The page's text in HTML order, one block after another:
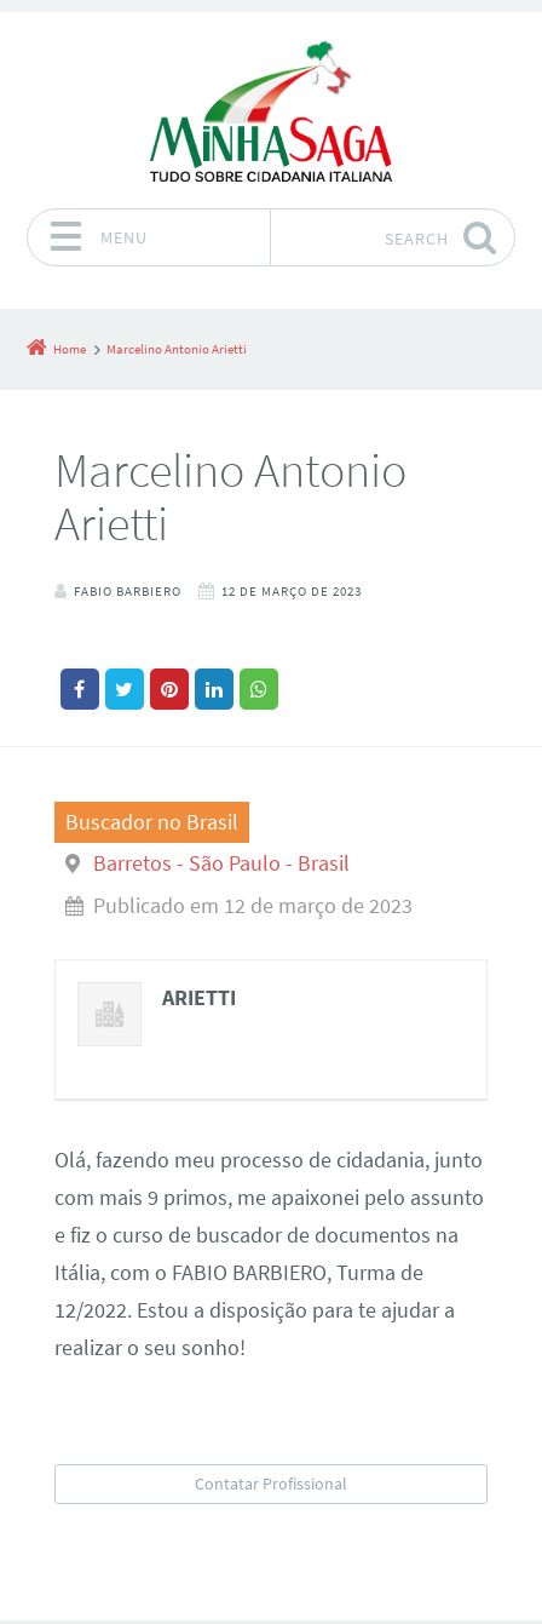
MENU SEARCH
Home Marcelino Antonio Arietti
Marcelino Antonio
Arietti
FABIO BARBIERO 12 DE MARÇO DE 2023
Buscador no Brasil
Barretos - São Paulo - Brasil
Publicado em 12 de março de 2023
ARIETTI
Olá, fazendo meu processo de cidadania, junto
com mais 9 primos, me apaixonei pelo assunto
e fiz o curso de buscador de documentos na
Itália, com o FABIO BARBIERO, Turma de
12/2022. Estou a disposição para te ajudar a
realizar o seu sonho!